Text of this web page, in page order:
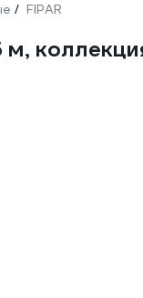
/ FIPAR